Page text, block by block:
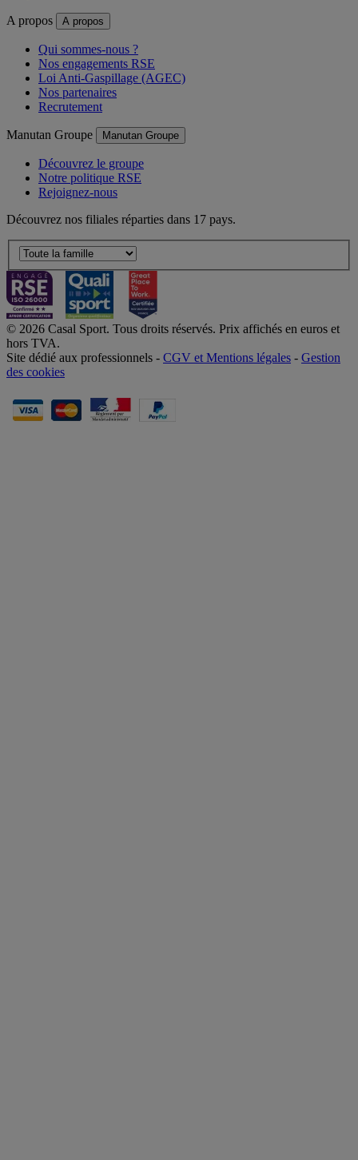
A propos A propos
Qui sommes-nous ?
Nos engagements RSE
Loi Anti-Gaspillage (AGEC)
Nos partenaires
Recrutement
Manutan Groupe Manutan Groupe
Découvrez le groupe
Notre politique RSE
Rejoignez-nous
Découvrez nos filiales réparties dans 17 pays.
© 2026 Casal Sport. Tous droits réservés. Prix affichés en euros et
hors TVA.
Site dédié aux professionnels - CGV et Mentions légales - Gestion
des cookies